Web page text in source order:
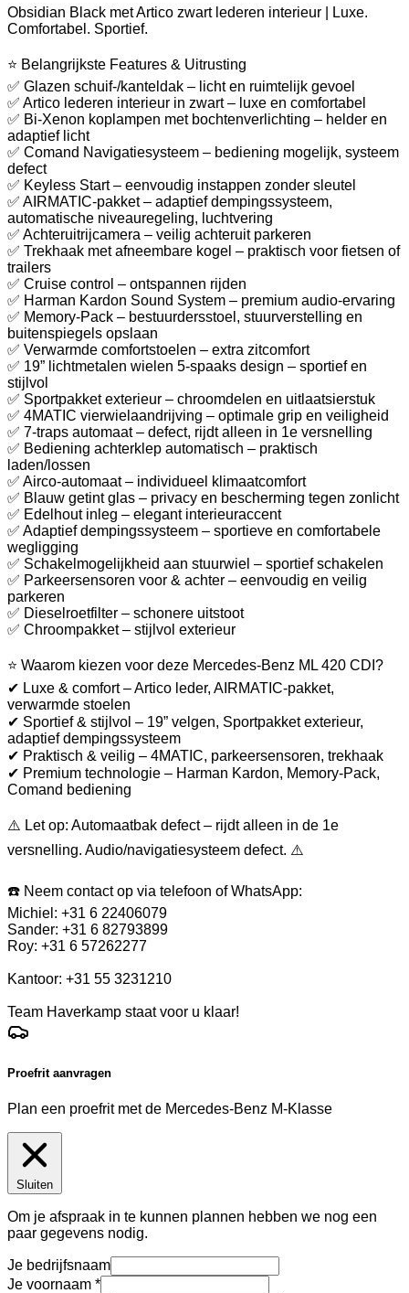
Obsidian Black met Artico zwart lederen interieur | Luxe.
Comfortabel. Sportief.
⭐ Belangrijkste Features & Uitrusting
✅ Glazen schuif-/kanteldak – licht en ruimtelijk gevoel
✅ Artico lederen interieur in zwart – luxe en comfortabel
✅ Bi-Xenon koplampen met bochtenverlichting – helder en
adaptief licht
✅ Comand Navigatiesysteem – bediening mogelijk, systeem
defect
✅ Keyless Start – eenvoudig instappen zonder sleutel
✅ AIRMATIC-pakket – adaptief dempingssysteem,
automatische niveauregeling, luchtvering
✅ Achteruitrijcamera – veilig achteruit parkeren
✅ Trekhaak met afneembare kogel – praktisch voor fietsen of
trailers
✅ Cruise control – ontspannen rijden
✅ Harman Kardon Sound System – premium audio-ervaring
✅ Memory-Pack – bestuurdersstoel, stuurverstelling en
buitenspiegels opslaan
✅ Verwarmde comfortstoelen – extra zitcomfort
✅ 19” lichtmetalen wielen 5-spaaks design – sportief en
stijlvol
✅ Sportpakket exterieur – chroomdelen en uitlaatsierstuk
✅ 4MATIC vierwielaandrijving – optimale grip en veiligheid
✅ 7-traps automaat – defect, rijdt alleen in 1e versnelling
✅ Bediening achterklep automatisch – praktisch
laden/lossen
✅ Airco-automaat – individueel klimaatcomfort
✅ Blauw getint glas – privacy en bescherming tegen zonlicht
✅ Edelhout inleg – elegant interieuraccent
✅ Adaptief dempingssysteem – sportieve en comfortabele
wegligging
✅ Schakelmogelijkheid aan stuurwiel – sportief schakelen
✅ Parkeersensoren voor & achter – eenvoudig en veilig
parkeren
✅ Dieselroetfilter – schonere uitstoot
✅ Chroompakket – stijlvol exterieur
⭐ Waarom kiezen voor deze Mercedes-Benz ML 420 CDI?
✔ Luxe & comfort – Artico leder, AIRMATIC-pakket,
verwarmde stoelen
✔ Sportief & stijlvol – 19” velgen, Sportpakket exterieur,
adaptief dempingssysteem
✔ Praktisch & veilig – 4MATIC, parkeersensoren, trekhaak
✔ Premium technologie – Harman Kardon, Memory-Pack,
Comand bediening
⚠️ Let op: Automaatbak defect – rijdt alleen in de 1e
versnelling. Audio/navigatiesysteem defect. ⚠️
☎️ Neem contact op via telefoon of WhatsApp:
Michiel: +31 6 22406079
Sander: +31 6 82793899
Roy: +31 6 57262277
Kantoor: +31 55 3231210
Team Haverkamp staat voor u klaar!
Proefrit aanvragen
Plan een proefrit met de Mercedes-Benz M-Klasse
Sluiten
Om je afspraak in te kunnen plannen hebben we nog een
paar gegevens nodig.
Je bedrijfsnaam
Je voornaam